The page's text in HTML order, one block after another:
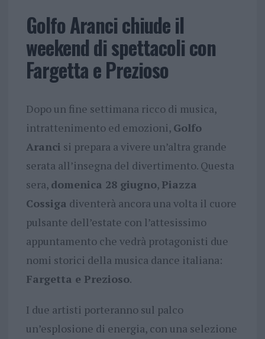
Golfo Aranci chiude il
weekend di spettacoli con
Fargetta e Prezioso
Dopo un fine settimana ricco di musica,
intrattenimento ed emozioni, Golfo
Aranci si prepara a vivere un’altra grande
serata all’insegna del divertimento. Questa
sera, domenica 28 giugno, Piazza
Cossiga diventerà ancora una volta il cuore
pulsante dell’estate con l’attesissimo
appuntamento che vedrà protagonisti due
nomi storici della musica dance italiana:
Fargetta e Prezioso.
I due artisti porteranno sul palco
un’esplosione di energia, con una selezione